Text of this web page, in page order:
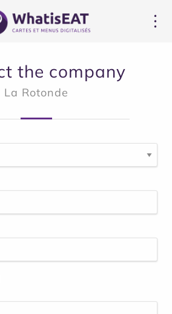
the company
La Rotonde